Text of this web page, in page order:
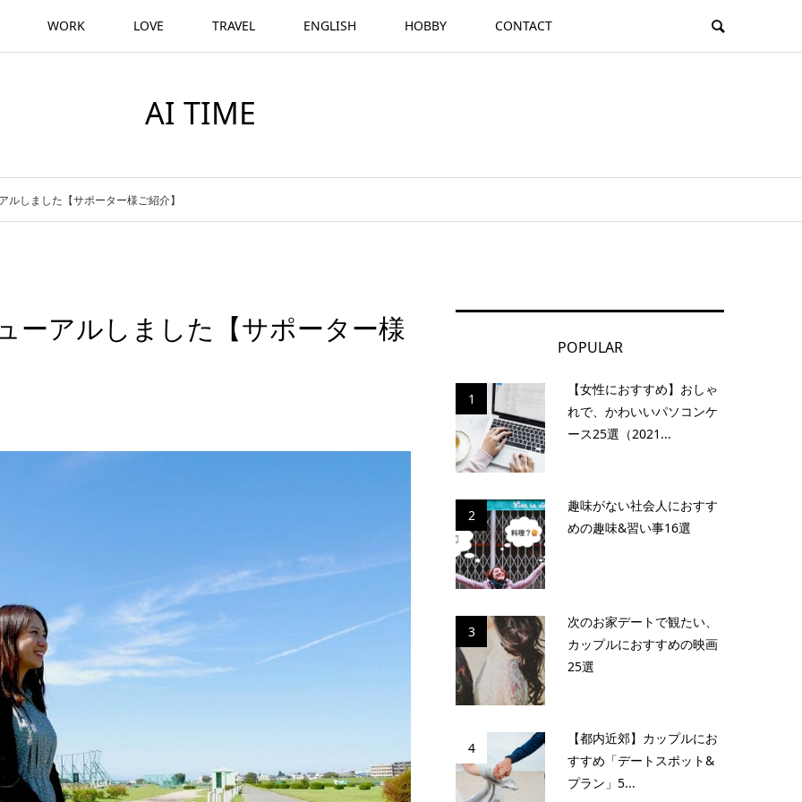
WORK LOVE TRAVEL ENGLISH HOBBY CONTACT
AI TIME
しました【サポーター様ご紹介】
ーアルしました【サポーター様
POPULAR
1
【女性におすすめ】おしゃ
れで、かわいいパソコンケ
ース25選（2021...
2
趣味がない社会人におすす
めの趣味&習い事16選
3
次のお家デートで観たい、
カップルにおすすめの映画
25選
4
【都内近郊】カップルにお
すすめ「デートスポット&
プラン」5...